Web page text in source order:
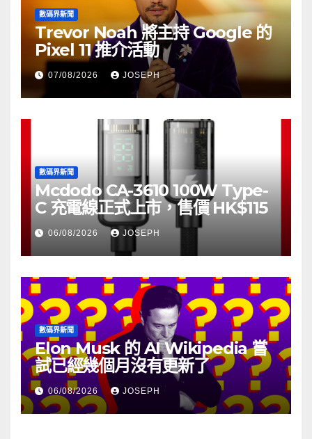
數碼界新聞
Trevor Noah 將主持 Google 的
Pixel 11 推介活動
07/08/2026 JOSEPH
數碼界新聞
Mcdodo CA-3610 100W Type-
C 充電線正式上市，售價 HK$115
06/08/2026 JOSEPH
數碼界新聞
Elon Musk 的 AI Wikipedia 嘗
試已經幾個月沒有更新了
06/08/2026 JOSEPH